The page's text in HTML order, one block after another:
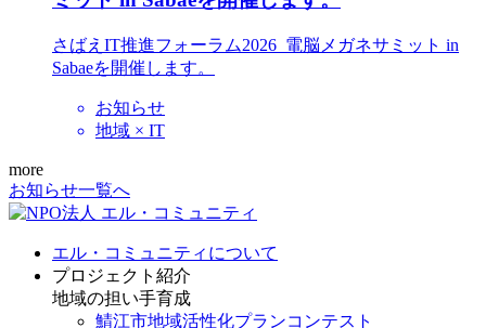
さばえIT推進フォーラム2026_電脳メガネサミット in
Sabaeを開催します。
お知らせ
地域 × IT
more
お知らせ一覧へ
エル・コミュニティについて
プロジェクト紹介
地域の担い手育成
鯖江市地域活性化プランコンテスト